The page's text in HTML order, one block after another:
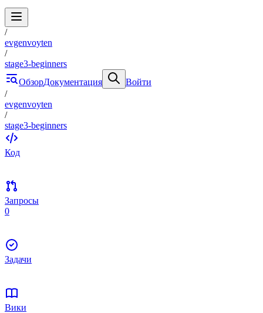
/
evgenvoyten
/
stage3-beginners
ОбзорДокументация
Войти
/
evgenvoyten
/
stage3-beginners
Код
Запросы
0
Задачи
Вики